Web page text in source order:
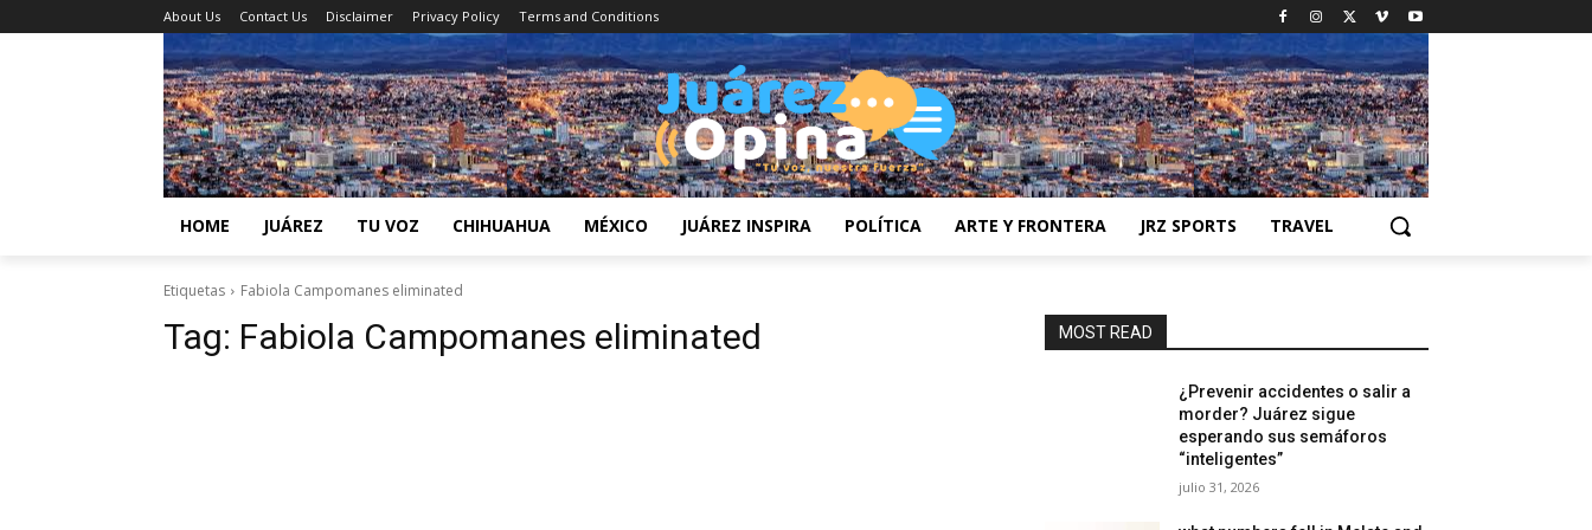
About Us Contact Us Disclaimer Privacy Policy Terms and Conditions
HOME JUÁREZ TU VOZ CHIHUAHUA MÉXICO JUÁREZ INSPIRA POLÍTICA ARTE Y FRONTERA JRZ SPORTS TRAVEL
Etiquetas Fabiola Campomanes eliminated
Tag: Fabiola Campomanes eliminated MOST READ
¿Prevenir accidentes o salir a
morder? Juárez sigue
esperando sus semáforos
“inteligentes”
julio 31, 2026